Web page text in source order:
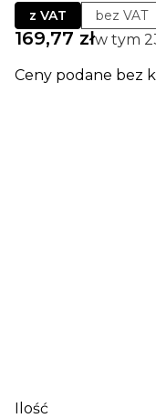
z VAT bez VAT
Cena
169,77 złw tym
w tym
Ceny podane bez
Ilość